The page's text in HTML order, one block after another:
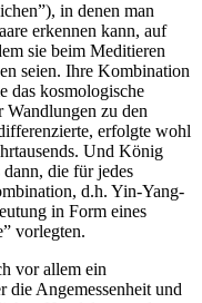
in denen man
erkennen kann, auf
sie beim Meditieren
seien. Ihre Kombination
das kosmologische
zu den
erfolgte wohl
Und König
die für jedes
d.h. Yin-Yang-
in Form eines
vorlegten.
vor allem ein
die Angemessenheit und